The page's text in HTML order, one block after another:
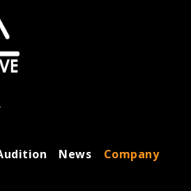
News
Company